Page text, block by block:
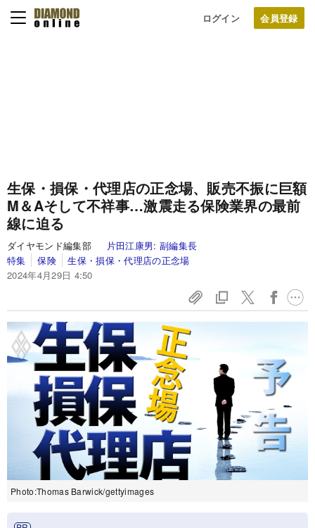
ログイン
生保・損保・代理店の正念場、販売不振に巨額
M＆Aそして不祥事…激震走る保険業界の最前
線に迫る
ダイヤモンド編集部 片田江康男:副編集長
特集
保険
生保・損保・代理店の正念場
2024年4月29日 4:50
Photo:Thomas Barwick/gettyimages